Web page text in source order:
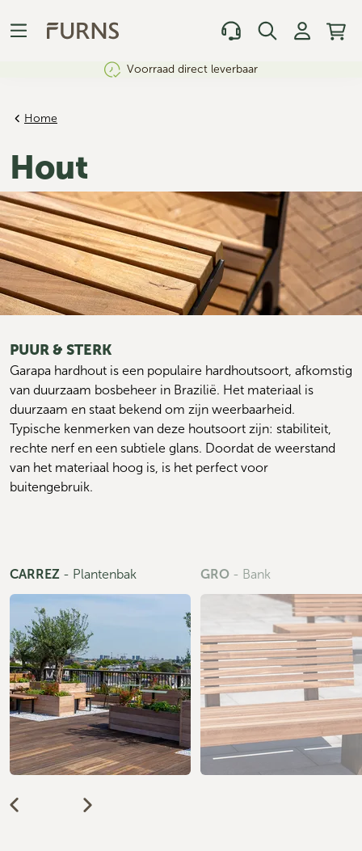
Voorraad direct leverbaar
Home
Hout
PUUR & STERK
Garapa hardhout is een populaire hardhoutsoort, afkomstig
van duurzaam bosbeheer in Brazilië. Het materiaal is
duurzaam en staat bekend om zijn weerbaarheid.
Typische kenmerken van deze houtsoort zijn: stabiliteit,
rechte nerf en een subtiele glans. Doordat de weerstand
van het materiaal hoog is, is het perfect voor
buitengebruik.
CARREZ - Plantenbak GRO - Bank